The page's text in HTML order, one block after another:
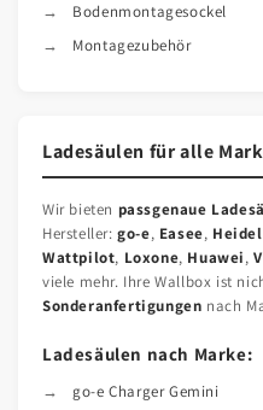
Bodenmontagesockel
Montagezubehör
Ladesäulen für alle
Wir bieten passgenaue
Hersteller:go-e, Easee,
Wattpilot, Loxone, Huawei,
viele mehr. Ihre Wallbox ist
Sonderanfertigungen nach
Ladesäulen nach Marke:
go-e Charger Gemini